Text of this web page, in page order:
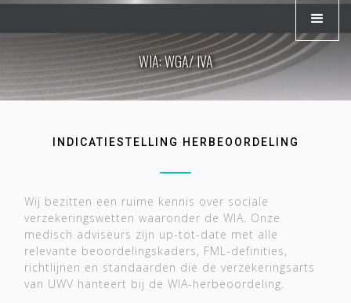
WIA: WGA/ IVA
INDICATIESTELLING HERBEOORDELING
Wij bezitten een ruime kennis over sociale
verzekeringswetten waaronder de WIA. Onze
medisch adviseurs zijn up-tot-date met alle
relevante beoordelingskaders, FML-definities,
richtlijnen en standaarden die de verzekeringsarts
van UWV hanteert bij de WIA-herbeoordeling.